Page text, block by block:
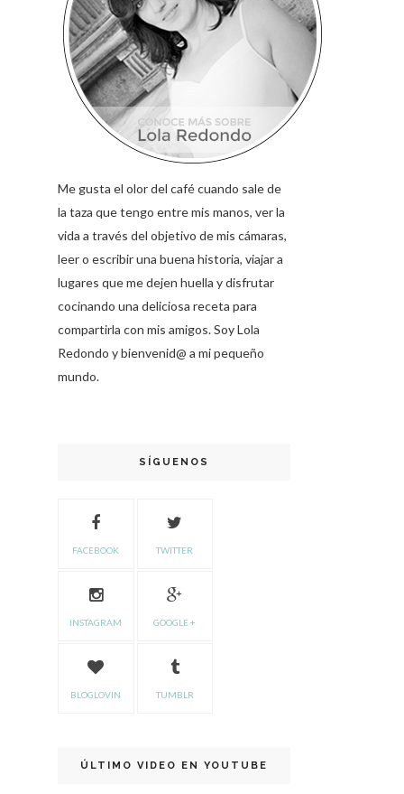
Me gusta el olor del café cuando sale de
la taza que tengo entre mis manos, ver la
vida a través del objetivo de mis cámaras,
leer o escribir una buena historia, viajar a
lugares que me dejen huella y disfrutar
cocinando una deliciosa receta para
compartirla con mis amigos. Soy Lola
Redondo y bienvenid@ a mi pequeño
mundo.
SÍGUENOS
FACEBOOK TWITTER
INSTAGRAM GOOGLE +
BLOGLOVIN TUMBLR
ÚLTIMO VIDEO EN YOUTUBE